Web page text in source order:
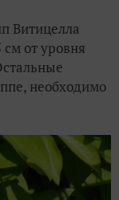
Витицелла
от уровня
необходимо